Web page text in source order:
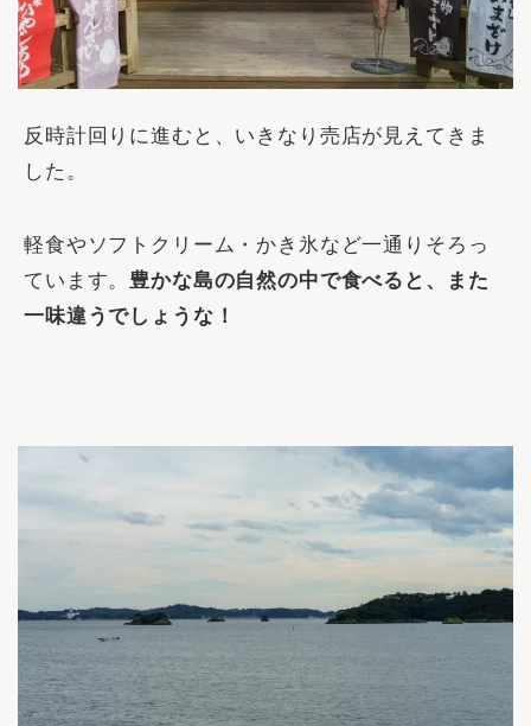
反時計回りに進むと、いきなり売店が見えてきま
した。
軽食やソフトクリーム・かき氷など一通りそろっ
ています。豊かな島の自然の中で食べると、また
一味違うでしょうな！